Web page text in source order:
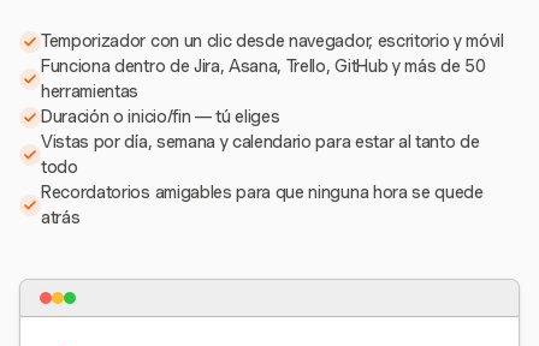
Temporizador con un clic desde navegador, escritorio y móvil
Funciona dentro de Jira, Asana, Trello, GitHub y más de 50
herramientas
Duración o inicio/fin — tú eliges
Vistas por día, semana y calendario para estar al tanto de
todo
Recordatorios amigables para que ninguna hora se quede
atrás